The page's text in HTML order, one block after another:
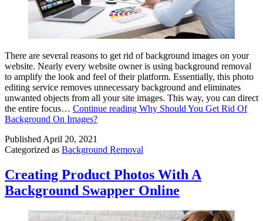
There are several reasons to get rid of background images on your
website. Nearly every website owner is using background removal
to amplify the look and feel of their platform. Essentially, this photo
editing service removes unnecessary background and eliminates
unwanted objects from all your site images. This way, you can direct
the entire focus… Continue reading Why Should You Get Rid Of
Background On Images?
Published April 20, 2021
Categorized as Background Removal
Creating Product Photos With A
Background Swapper Online